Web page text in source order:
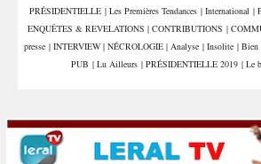
PRÉSIDENTIELLE | Les Premières Tendances | International |
ENQUÊTES & REVELATIONS | CONTRIBUTIONS |
presse | INTERVIEW | NÉCROLOGIE | Analyse | Insolite | Bien
PUB | Lu Ailleurs | PRÉSIDENTIELLE 2019 | Le